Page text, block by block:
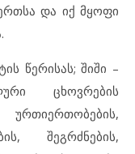
და იქ მყოფი
წერისას; შიში –
ცხოვრების
შეგრძნების,